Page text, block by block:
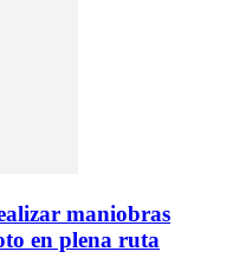
maniobras
en plena ruta